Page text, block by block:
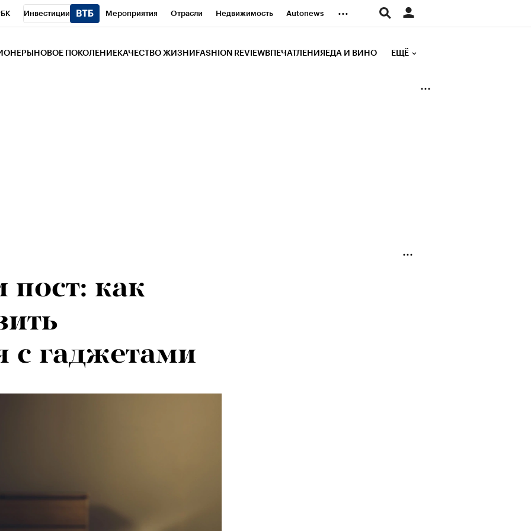
Инвестиции Мероприятия Отрасли Недвижимость Autonews ...
НОВОЕ ПОКОЛЕНИЕ КАЧЕСТВО ЖИЗНИ FASHION REVIEW ВПЕЧАТЛЕНИЯ ЕДА И ВИНО ЕЩЁ
пост: как
с гаджетами
альпиниста:
не
от похода